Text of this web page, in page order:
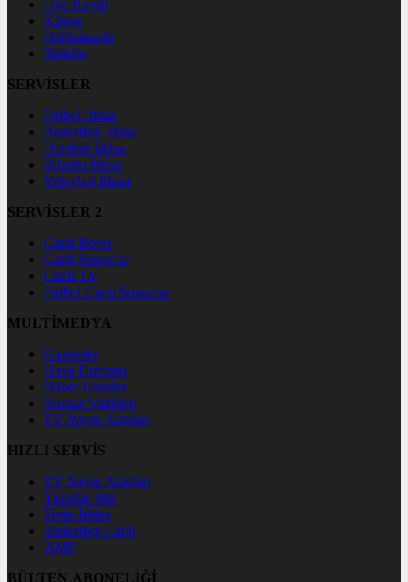
Üye Kaydı
Künye
Hakkımızda
İletişim
SERVİSLER
Futbol İddaa
Basketbol İddaa
Hentbol İddaa
Bilardo İddaa
Voleybol İddaa
SERVİSLER 2
Canlı Borsa
Canlı Sonuçlar
Canlı TV
Futbol Canlı Sonuçlar
MULTİMEDYA
Gazeteler
Hava Durumu
Haber Gönder
Namaz Vakitleri
TV Yayın Akışları
HIZLI SERVİS
TV Yayın Akışları
Yazarlar Site
Tenis İddaa
Basketbol Canlı
AMP
BÜLTEN ABONELİĞİ